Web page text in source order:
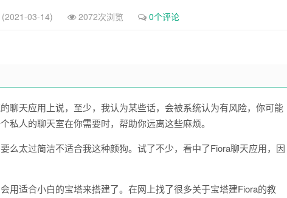
03-14) 2072次浏览 0个评论
聊天应用上说，至少，我认为某些话，会被系统认为有风险，你可能
人的聊天室在你需要时，帮助你远离这些麻烦。
么太过简洁不适合我这种颜狗。试了不少，看中了Fiora聊天应用，因
用适合小白的宝塔来搭建了。在网上找了很多关于宝塔建Fiora的教